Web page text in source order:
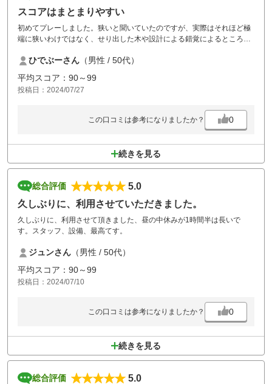
スコアはまとまりやすい
初めてプレーしました。狭いと聞いていたのですが、実際はそれほど極
端に狭いわけではなく、せり出した木や設計による錯覚によるところも
くいけばスコアはまとまりやすいと思います。全体的に満足度は高かっ
たです。クールカートで無事に過ごせました。
ひでぶーさん （男性 / 50代）
平均スコア：90～99
投稿日：2024/07/27
この口コミは参考になりましたか？ 0
続きを見る
総合評価
5.0
久しぶりに、利用させていただきました。
久しぶりに、利用させて頂きました、昼の中休みが1時間半は長いで
す。スタッフ、設備、最高てす。
ジュンさん （男性 / 50代）
平均スコア：90～99
投稿日：2024/07/10
この口コミは参考になりましたか？ 0
続きを見る
総合評価
5.0